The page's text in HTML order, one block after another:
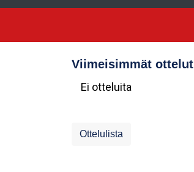
Viimeisimmät ottelut
Ei otteluita
Ottelulista